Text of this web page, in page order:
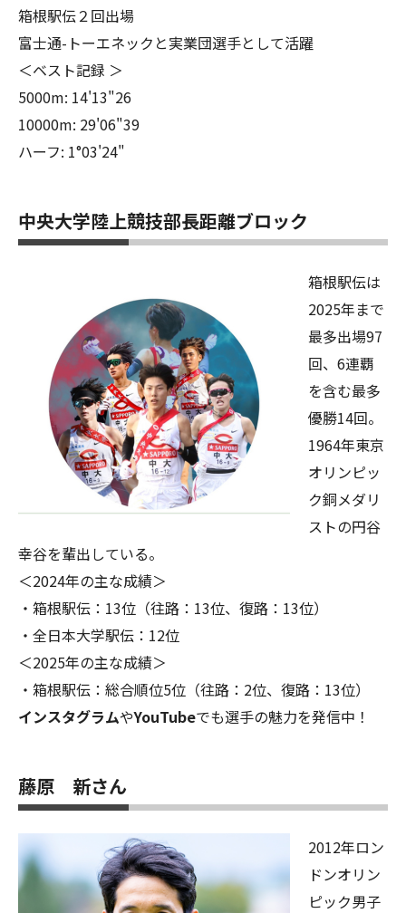
箱根駅伝２回出場
富士通-トーエネックと実業団選手として活躍
＜ベスト記録 ＞
5000m: 14'13"26
10000m: 29'06"39
ハーフ: 1°03'24"
中央大学陸上競技部長距離ブロック
箱根駅伝は
2025年まで
最多出場97
回、6連覇
を含む最多
優勝14回。
1964年東京
オリンピッ
ク銅メダリ
ストの円谷
幸谷を輩出している。
＜2024年の主な成績＞
・箱根駅伝：13位（往路：13位、復路：13位）
・全日本大学駅伝：12位
＜2025年の主な成績＞
・箱根駅伝：総合順位5位（往路：2位、復路：13位）
インスタグラムやYouTubeでも選手の魅力を発信中！
藤原 新さん
2012年ロン
ドンオリン
ピック男子